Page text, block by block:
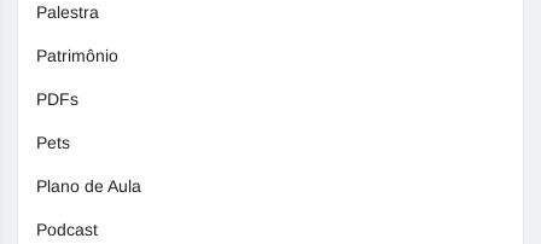
Palestra
Patrimônio
PDFs
Pets
Plano de Aula
Podcast